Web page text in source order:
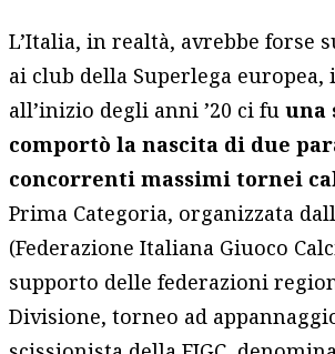
L’Italia, in realtà, avrebbe forse
ai club della Superlega europea,
all’inizio degli anni ’20 ci fuuna
comportò la nascita di due
concorrenti massimi tornei
Prima Categoria, organizzata
(Federazione Italiana Giuoco
supporto delle federazioni
Divisione, torneo ad